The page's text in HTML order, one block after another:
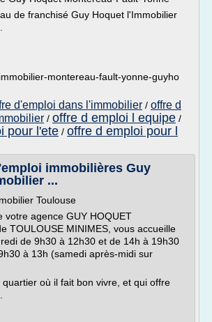
de franchisé Guy Hoquet l'Immobilier
montereau-fault-yonne-guyho
d'emploi dans l'immobilier / offre d
/ offre d emploi l equipe /
pour l'ete / offre d emploi pour l
immobilières Guy
...
Toulouse
votre agence GUY HOQUET
TOULOUSE MINIMES, vous accueille
de 9h30 à 12h30 et de 14h à 19h30
à 13h (samedi après-midi sur
quartier où il fait bon vivre, et qui offre